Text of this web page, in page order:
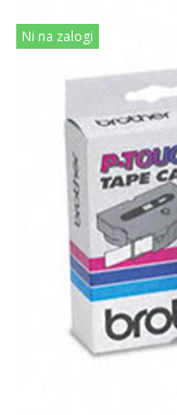
Ni na zalogi